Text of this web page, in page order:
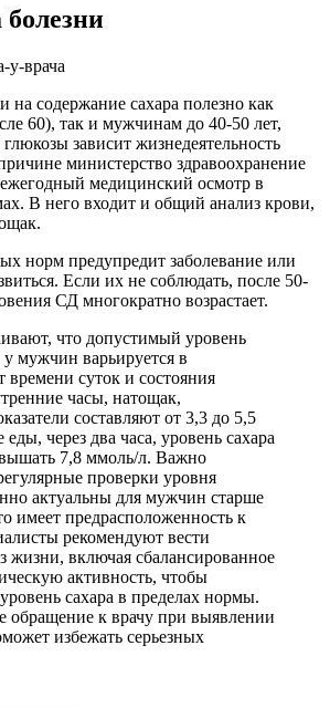
на содержание сахара полезно как
60), так и мужчинам до 40-50 лет,
зависит жизнедеятельность
министерство здравоохранение
медицинский осмотр в
В него входит и общий анализ крови,
норм предупредит заболевание или
Если их не соблюдать, после 50-
СД многократно возрастает.
что допустимый уровень
у мужчин варьируется в
времени суток и состояния
часы, натощак,
составляют от 3,3 до 5,5
через два часа, уровень сахара
7,8 ммоль/л. Важно
проверки уровня
актуальны для мужчин старше
имеет предрасположенность к
рекомендуют вести
жизни, включая сбалансированное
активность, чтобы
сахара в пределах нормы.
обращение к врачу при выявлении
избежать серьезных